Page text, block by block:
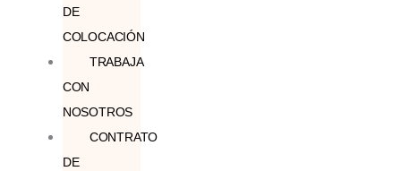
DE
COLOCACIÓN
TRABAJA
CON
NOSOTROS
CONTRATO
DE